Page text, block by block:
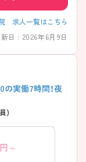
求人一覧はこちら
日 : 2026年6月9日
の実働7時間！夜
)
～